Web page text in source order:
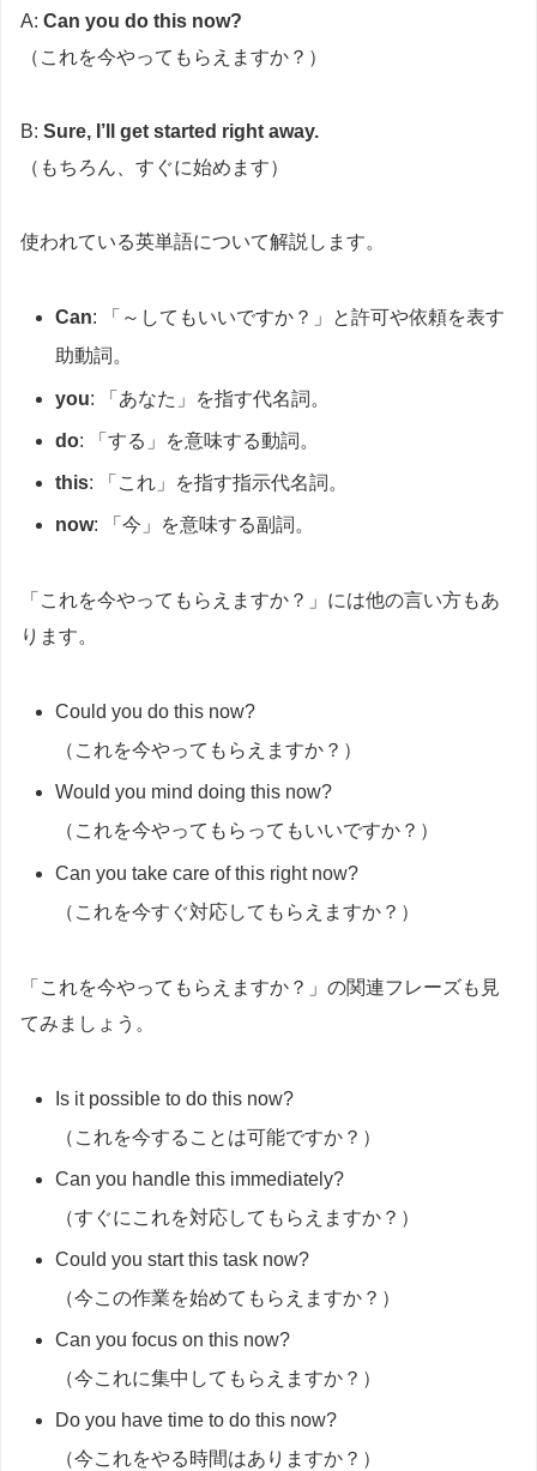
A: Can you do this now?
（これを今やってもらえますか？）
B: Sure, I’ll get started right away.
（もちろん、すぐに始めます）
使われている英単語について解説します。
Can: 「～してもいいですか？」と許可や依頼を表す
助動詞。
you: 「あなた」を指す代名詞。
do: 「する」を意味する動詞。
this: 「これ」を指す指示代名詞。
now: 「今」を意味する副詞。
「これを今やってもらえますか？」には他の言い方もあ
ります。
Could you do this now?
（これを今やってもらえますか？）
Would you mind doing this now?
（これを今やってもらってもいいですか？）
Can you take care of this right now?
（これを今すぐ対応してもらえますか？）
「これを今やってもらえますか？」の関連フレーズも見
てみましょう。
Is it possible to do this now?
（これを今することは可能ですか？）
Can you handle this immediately?
（すぐにこれを対応してもらえますか？）
Could you start this task now?
（今この作業を始めてもらえますか？）
Can you focus on this now?
（今これに集中してもらえますか？）
Do you have time to do this now?
（今これをやる時間はありますか？）